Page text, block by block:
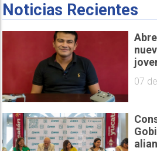
Noticias Recientes
07